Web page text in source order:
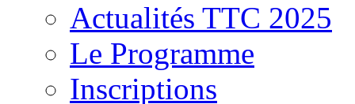
Actualités TTC 2025
Le Programme
Inscriptions